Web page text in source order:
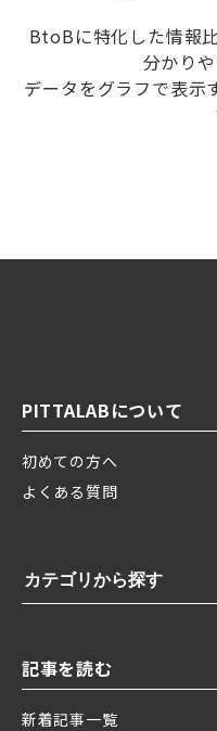
BtoBに特化した情報
分かり
データをグラフで表示
PITTALABについて
初めての方へ
よくある質問
カテゴリから探す
記事を読む
新着記事一覧